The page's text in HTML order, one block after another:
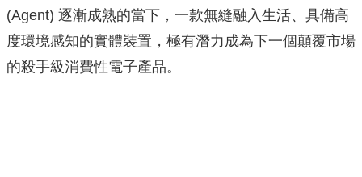
(Agent) 逐漸成熟的當下，一款無縫融入生活、具備高
度環境感知的實體裝置，極有潛力成為下一個顛覆市場
的殺手級消費性電子產品。